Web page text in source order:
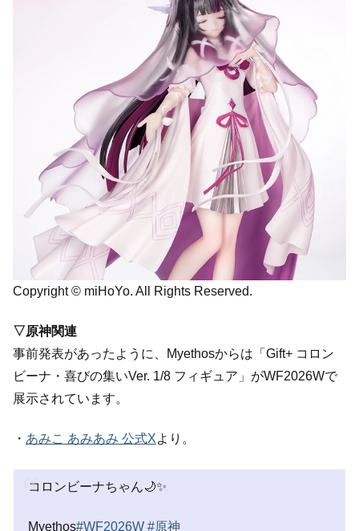
Copyright © miHoYo. All Rights Reserved.
▽原神関連
事前発表があったように、Myethosからは「Gift+ コロン
ビーナ・喜びの集いVer. 1/8 フィギュア」がWF2026Wで
展示されています。
・ あみこ あみあみ 公式Xより。
コロンビーナちゃん🌙✨
Myethos#WF2026W #原神